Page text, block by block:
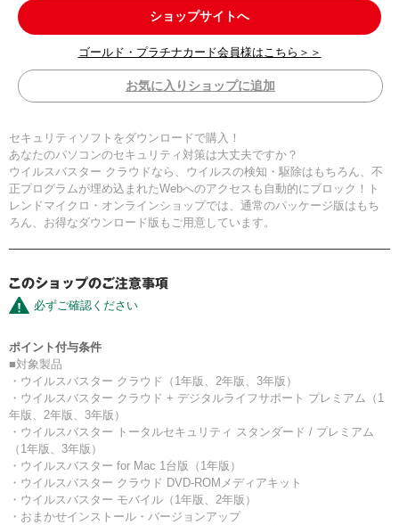
ショップサイトへ
ゴールド・プラチナカード会員様はこちら＞＞
お気に入りショップに追加
セキュリティソフトをダウンロードで購入！
あなたのパソコンのセキュリティ対策は大丈夫ですか？
ウイルスバスター クラウドなら、ウイルスの検知・駆除はもちろん、不
正プログラムが埋め込まれたWebへのアクセスも自動的にブロック！ト
レンドマイクロ・オンラインショップでは、通常のパッケージ版はもち
ろん、お得なダウンロード版もご用意しています。
必ずご確認ください
ポイント付与条件
■対象製品
・ウイルスバスター クラウド（1年版、2年版、3年版）
・ウイルスバスター クラウド + デジタルライフサポート プレミアム（1
年版、2年版、3年版）
・ウイルスバスター トータルセキュリティ スタンダード / プレミアム
（1年版、3年版）
・ウイルスバスター for Mac 1台版（1年版）
・ウイルスバスター クラウド DVD-ROMメディアキット
・ウイルスバスター モバイル（1年版、2年版）
・おまかせインストール・バージョンアップ